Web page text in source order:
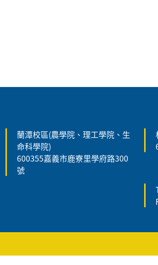
蘭潭校區(農學院、理工學院、生
命科學院)
600355嘉義市鹿寮里學府路300
號